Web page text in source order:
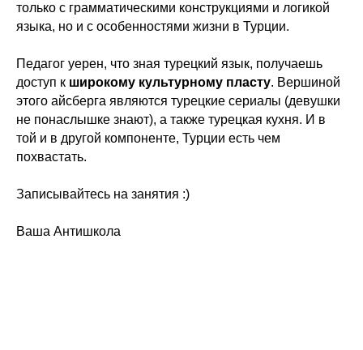
только с грамматическими конструкциями и логикой
языка, но и с особенностями жизни в Турции.
Педагог уерен, что зная турецкий язык, получаешь
доступ к широкому культурному пласту. Вершиной
этого айсберга являются турецкие сериалы (девушки
не понаслышке знают), а также турецкая кухня. И в
той и в другой компоненте, Турции есть чем
похвастать.
Записывайтесь на занятия :)
Ваша Антишкола